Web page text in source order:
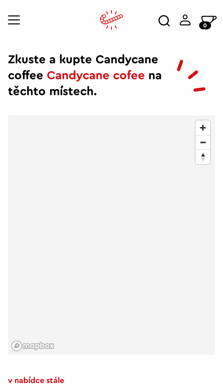
0
Zkuste a kupte Candycane
coffee Candycane cofee na
těchto místech.
v nabídce stále